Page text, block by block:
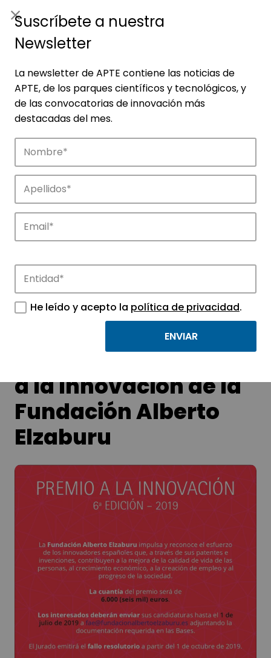
Noticias
APTE y sus parques científicos y
tecnológicos.
6ª edición del Premio
a la Innovación de la
Fundación Alberto
Elzaburu
Suscríbete a nuestra
Newsletter
La newsletter de APTE contiene las noticias de
APTE, de los parques científicos y tecnológicos, y
de las convocatorias de innovación más
destacadas del mes.
He leído y acepto la política de privacidad.